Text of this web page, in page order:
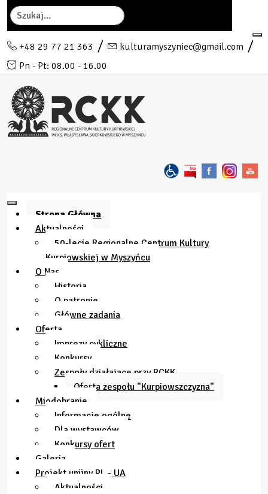
Szukaj
+48 29 77 21 363
kulturamyszyniec@gmail.com
Pn - Pt: 08.00 - 16.00
Strona Główna
Aktualności
50-lecie Regionalne Centrum Kultury
Kurpiowskiej w Myszyńcu
O Nas
Historia
O patronie
Główne zadania
Oferta
Imprezy cykliczne
Konkursy
Zespoły działające przy RCKK
Oferta zespołu "Kurpiowszczyzna"
Miodobranie
Informacje ogólne
Dla wystawców
Konkursy ofert
Galeria
Projekt unijny PL - UA
Aktualności